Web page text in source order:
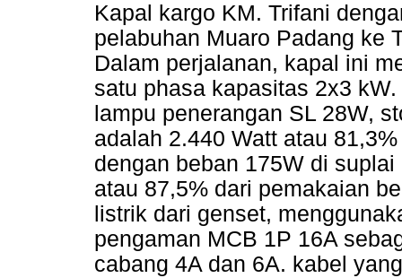
Kapal kargo KM. Trifani
pelabuhan Muaro Padang ke
Dalam perjalanan, kapal ini
satu phasa kapasitas 2x3
lampu penerangan SL 28W,
adalah 2.440 Watt atau
dengan beban 175W di
atau 87,5% dari pemakaian
listrik dari genset,
pengaman MCB 1P 16A
cabang 4A dan 6A. kabel